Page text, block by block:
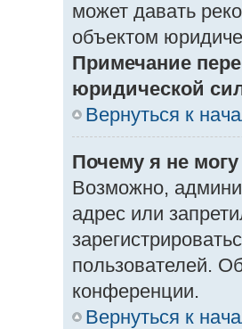
может давать
объектом
Примечание
юридической
Вернуться к
Почему я не
Возможно,
адрес или
пользователей.
конференции.
Вернуться к